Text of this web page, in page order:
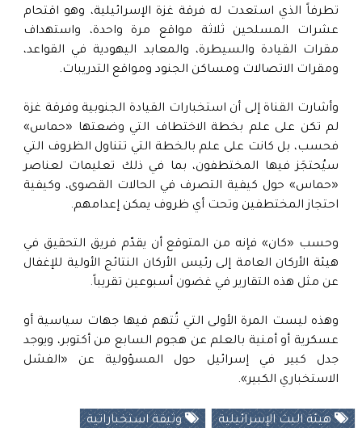
تطرفاً الذي استعدت له فرقة غزة الإسرائيلية، وهو اقتحام
عشرات المسلحين ثلاثة مواقع مرة واحدة، واستهداف
مقرات القيادة والسيطرة، والمعابد اليهودية في القواعد،
ومقرات الاتصالات ومساكن الجنود ومواقع التدريبات.
وأشارت القناة إلى أن استخبارات القيادة الجنوبية وفرقة غزة
لم تكن على علم بخطة الاختطاف التي وضعتها «حماس»
فحسب، بل كانت على علم بالخطة التي تتناول الظروف التي
سيُحتجَز فيها المختطفون، بما في ذلك تعليمات لعناصر
«حماس» حول كيفية التصرف في الحالات القصوى، وكيفية
احتجاز المختطفين وتحت أي ظروف يمكن إعدامهم.
وحسب «كان» فإنه من المتوقع أن يقدّم فريق التحقيق في
هيئة الأركان العامة إلى رئيس الأركان النتائج الأولية للإغفال
عن مثل هذه التقارير في غضون أسبوعين تقريباً.
وهذه ليست المرة الأولى التي تُتهم فيها جهات سياسية أو
عسكرية أو أمنية بالعلم عن هجوم السابع من أكتوبر، ويوجد
جدل كبير في إسرائيل حول المسؤولية عن «الفشل
الاستخباري الكبير».
هيئة البث الإسرائيلية وثيقة استخباراتية